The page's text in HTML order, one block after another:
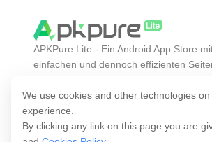
We use cookies and other technologies
experience.
By clicking any link on this page you are
APKPure Lite - Ein Android App Store
einfachen und dennoch effizienten
schneller und sicherer.